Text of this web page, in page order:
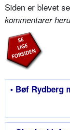
Siden er blevet
kommentarer
• Bøf Rydberg